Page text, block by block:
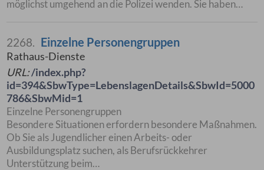
möglichst umgehend an die Polizei wenden. Sie haben…
2268. Einzelne Personengruppen
Rathaus-Dienste
URL:/index.php?
id=394&SbwType=LebenslagenDetails&SbwId=5000
786&SbwMid=1
Einzelne Personengruppen
Besondere Situationen erfordern besondere Maßnahmen.
Ob Sie als Jugendlicher einen Arbeits- oder
Ausbildungsplatz suchen, als Berufsrückkehrer
Unterstützung beim…